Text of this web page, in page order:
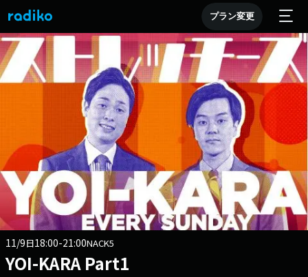
プラン変更
11/9日18:00-21:00NACK5
YOI-KARA Part1